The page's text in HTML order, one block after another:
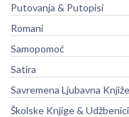
Putovanja & Putopisi
Romani
Samopomoć
Satira
Savremena Ljubavna
Školske Knjige & Udžbenici